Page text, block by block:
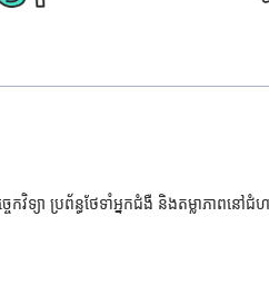
វិទ្យា ប្រព័ន្ធថែទាំអ្នកជំងឺ និងតម្លាភាពនៅ